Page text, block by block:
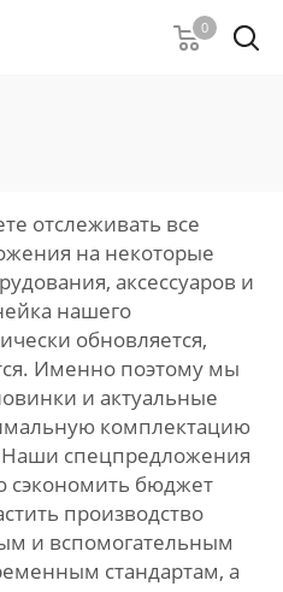
0
отслеживать все
на некоторые
аксессуаров и
нашего
обновляется,
Именно поэтому мы
и актуальные
комплектацию
спецпредложения
сэкономить бюджет
производство
и вспомогательным
стандартам, а